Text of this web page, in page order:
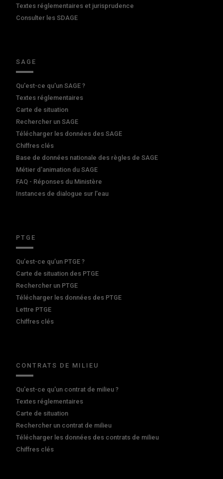
Textes réglementaires et jurisprudence
Consulter les SDAGE
SAGE
Qu'est-ce qu'un SAGE ?
Textes réglementaires
Carte de situation
Rechercher un SAGE
Télécharger les données des SAGE
Chiffres clés
Base de données nationale des règles de SAGE
Métier d'animation du SAGE
FAQ - Réponses du Ministère
Instances de dialogue sur l'eau
PTGE
Qu’est-ce qu’un PTGE ?
Carte de situation des PTGE
Rechercher un PTGE
Télécharger les données des PTGE
Lettre PTGE
Chiffres clés
CONTRATS DE MILIEU
Qu'est-ce qu'un contrat de milieu ?
Textes réglementaires
Carte de situation
Rechercher un contrat de milieu
Télécharger les données des contrats de milieu
Chiffres clés